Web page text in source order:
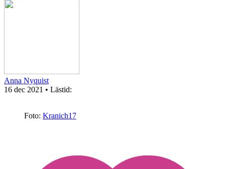
Anna Nyquist
16 dec 2021 • Lästid:
Foto: Kranich17